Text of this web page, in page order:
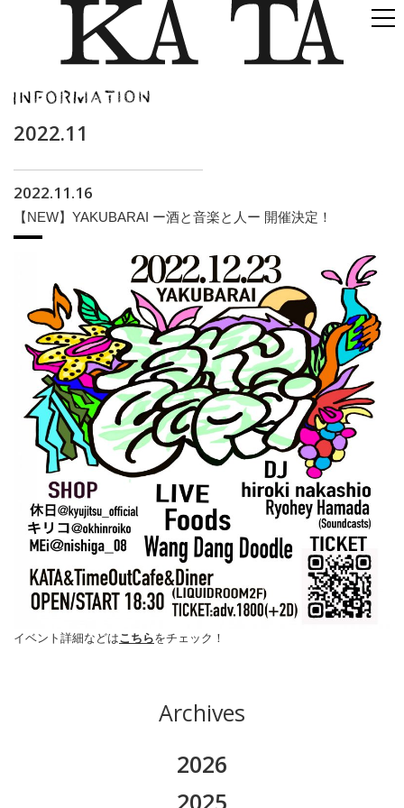
2022.11
2022.11.16
【NEW】YAKUBARAI ー酒と音楽と人ー 開催決定！
イベント詳細などはこちらをチェック！
Archives
2026
2026.08
2025